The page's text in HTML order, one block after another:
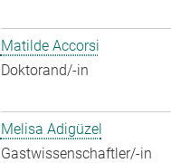
Matilde Accorsi
Doktorand/-in
Melisa Adigüzel
Gastwissenschaftler/-in